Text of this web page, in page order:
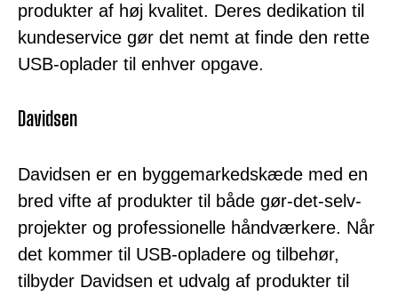
produkter af høj kvalitet. Deres dedikation til
kundeservice gør det nemt at finde den rette
USB-oplader til enhver opgave.
Davidsen
Davidsen er en byggemarkedskæde med en
bred vifte af produkter til både gør-det-selv-
projekter og professionelle håndværkere. Når
det kommer til USB-opladere og tilbehør,
tilbyder Davidsen et udvalg af produkter til